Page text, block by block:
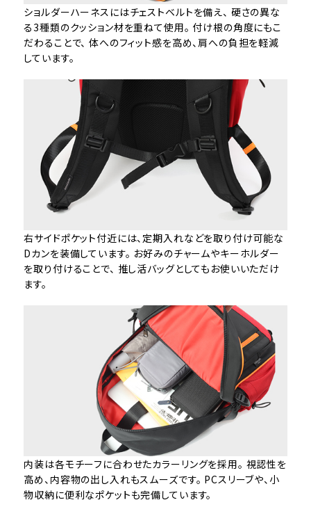
ショルダーハーネスにはチェストベルトを備え、 硬さの異な
る3種類のクッション材を重ねて使用。 付け根の角度にもこ
だわることで、 体へのフィット感を高め、肩への負担を軽減
しています。
右サイドポケット付近には、定期入れなどを取り付け可能な
Dカンを装備しています。 お好みのチャームやキーホルダー
を取り付けることで、 推し活バッグとしてもお使いいただけ
ます。
内装は各モチーフに合わせたカラーリングを採用。 視認性を
高め、内容物の出し入れもスムーズです。 PCスリーブや、小
物収納に便利なポケットも完備しています。